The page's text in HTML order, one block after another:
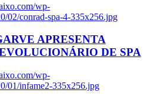
wp-
02/conrad-spa-4-335x256.jpg
APRESENTA
DE SPA
wp-
01/infame2-335x256.jpg